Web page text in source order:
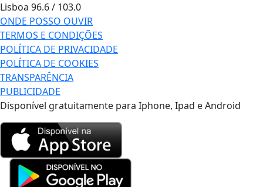
Lisboa 96.6 / 103.0
ONDE POSSO OUVIR
TERMOS E CONDIÇÕES
POLÍTICA DE PRIVACIDADE
POLÍTICA DE COOKIES
TRANSPARÊNCIA
PUBLICIDADE
Disponível gratuitamente para Iphone, Ipad e Android